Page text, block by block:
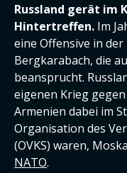
Russland gerät im
Hintertreffen. Im
eine Offensive in
Bergkarabach, die
beansprucht.
eigenen Krieg
Armenien dabei im
Organisation des
(OVKS) waren,
NATO.